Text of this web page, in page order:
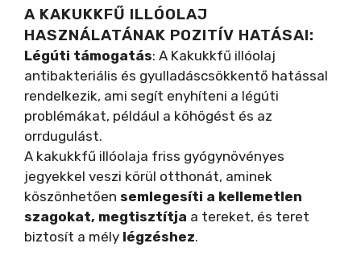
A KAKUKKFŰ ILLÓOLAJ
HASZNÁLATÁNAK POZITÍV HATÁSAI:
Légúti támogatás: A Kakukkfű illóolaj
antibakteriális és gyulladáscsökkentő hatással
rendelkezik, ami segít enyhíteni a légúti
problémákat, például a köhögést és az
orrdugulást.
A kakukkfű illóolaja friss gyógynövényes
jegyekkel veszi körül otthonát, aminek
köszönhetően semlegesíti a kellemetlen
szagokat, megtisztítja a tereket, és teret
biztosít a mély légzéshez.